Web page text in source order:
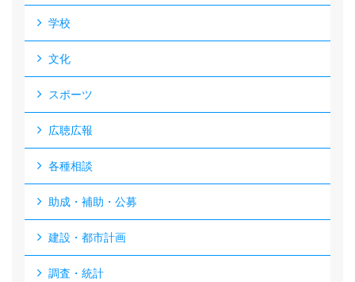
学校
文化
スポーツ
広聴広報
各種相談
助成・補助・公募
建設・都市計画
調査・統計